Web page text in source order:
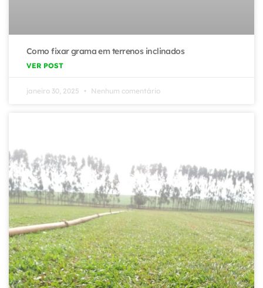
Como fixar grama em terrenos inclinados
VER POST
janeiro 30, 2025 Nenhum comentário